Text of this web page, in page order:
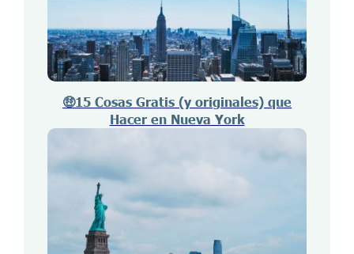
🤑15 Cosas Gratis (y originales) que
Hacer en Nueva York